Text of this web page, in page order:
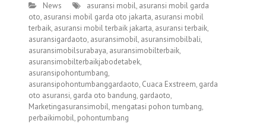
News asuransi mobil, asuransi mobil garda
oto, asuransi mobil garda oto jakarta, asuransi mobil
terbaik, asuransi mobil terbaik jakarta, asuransi terbaik,
asuransigardaoto, asuransimobil, asuransimobilbali,
asuransimobilsurabaya, asuransimobilterbaik,
asuransimobilterbaikjabodetabek,
asuransipohontumbang,
asuransipohontumbanggardaoto, Cuaca Exstreem, garda
oto asuransi, garda oto bandung, gardaoto,
Marketingasuransimobil, mengatasi pohon tumbang,
perbaikimobil, pohontumbang